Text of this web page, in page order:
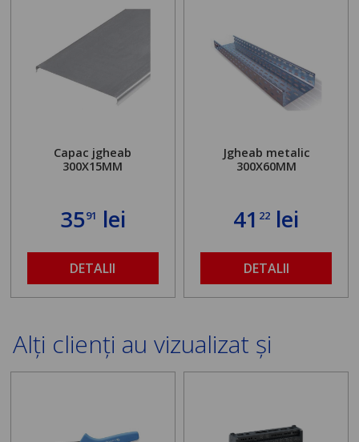
Capac jgheab
300X15MM
3591 lei
DETALII
Jgheab metalic
300X60MM
41 22 lei
DETALII
Alți clienți au vizualizat și